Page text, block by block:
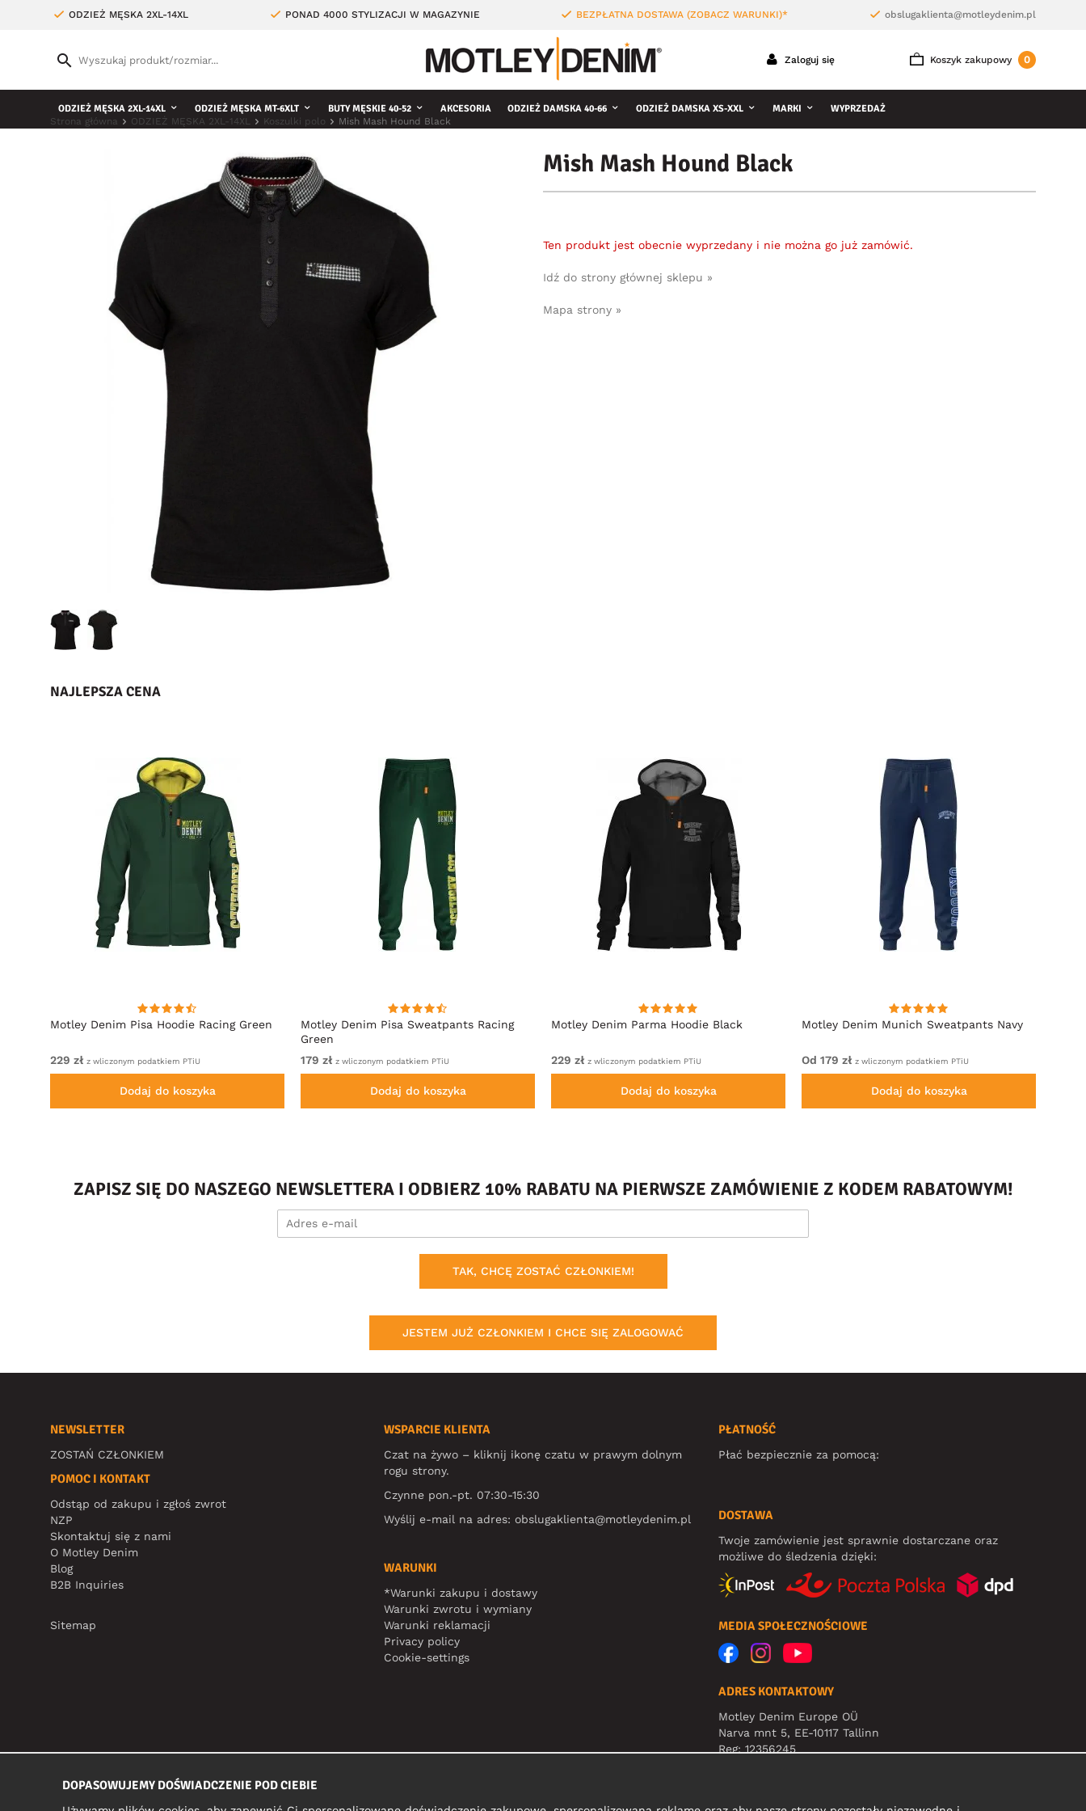
ODZIEŻ MĘSKA 2XL-14XL PONAD 4000 STYLIZACJI W MAGAZYNIE BEZPŁATNA DOSTAWA (ZOBACZ WARUNKI)* obslugaklienta@motleydenim.pl
Koszyk zakupowy 0
Zaloguj się
ODZIEŻ MĘSKA 2XL-14XL ODZIEŻ MĘSKA MT-6XLT BUTY MĘSKIE 40-52 AKCESORIA ODZIEŻ DAMSKA 40-66 ODZIEŻ DAMSKA XS-XXL MARKI WYPRZEDAŻ
Strona główna ODZIEŻ MĘSKA 2XL-14XL Koszulki polo Mish Mash Hound Black
Mish Mash Hound Black
Ten produkt jest obecnie wyprzedany i nie można go już zamówić.
Idź do strony głównej sklepu »
Mapa strony »
NAJLEPSZA CENA
Motley Denim Pisa Hoodie Racing Green
229 zł z wliczonym podatkiem PTiU
Dodaj do koszyka
Motley Denim Pisa Sweatpants Racing
Green
179 zł z wliczonym podatkiem PTiU
Dodaj do koszyka
Motley Denim Parma Hoodie Black
229 zł z wliczonym podatkiem PTiU
Dodaj do koszyka
Motley Denim Munich Sweatpants Navy
Od 179 zł z wliczonym podatkiem PTiU
Dodaj do koszyka
ZAPISZ SIĘ DO NASZEGO NEWSLETTERA I ODBIERZ 10% RABATU NA PIERWSZE ZAMÓWIENIE Z KODEM RABATOWYM!
TAK, CHCĘ ZOSTAĆ CZŁONKIEM!
JESTEM JUŻ CZŁONKIEM I CHCE SIĘ ZALOGOWAĆ
NEWSLETTER
ZOSTAŃ CZŁONKIEM
POMOC I KONTAKT
Odstąp od zakupu i zgłoś zwrot
NZP
Skontaktuj się z nami
O Motley Denim
Blog
B2B Inquiries
Sitemap
WSPARCIE KLIENTA
Czat na żywo – kliknij ikonę czatu w prawym dolnym
rogu strony.
Czynne pon.-pt. 07:30-15:30
Wyślij e-mail na adres:obslugaklienta@motleydenim.pl
WARUNKI
*Warunki zakupu i dostawy
Warunki zwrotu i wymiany
Warunki reklamacji
Privacy policy
Cookie-settings
PŁATNOŚĆ
Płać bezpiecznie za pomocą:
DOSTAWA
Twoje zamówienie jest sprawnie dostarczane oraz
możliwe do śledzenia dzięki:
MEDIA SPOŁECZNOŚCIOWE
ADRES KONTAKTOWY
Motley Denim Europe OÜ
Narva mnt 5, EE-10117 Tallinn
Reg: 12356245
DOPASOWUJEMY DOŚWIADCZENIE POD CIEBIE